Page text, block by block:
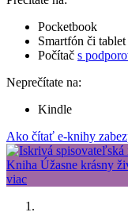
Pocketbook
Smartfón či tablet
Počítač s
Neprečítate na:
Kindle
Ako čítať e-knihy